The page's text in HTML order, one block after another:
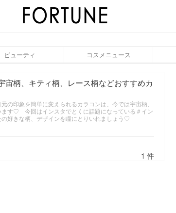
ビューティ コスメニュース
柄、キティ柄、レース柄などおすすめカ
の印象を簡単に変えられるカラコンは、今では宇宙柄、
ます♡ 今回はインスタでとくに話題になっている＃イン
好きな柄、デザインを瞳にとりいれましょう♡
1 件